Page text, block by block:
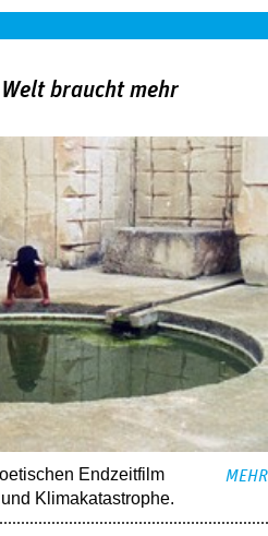
braucht mehr
Endzeitfilm
Klimakatastrophe.
MEHR